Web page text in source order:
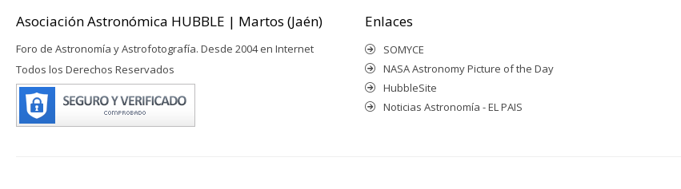
Asociación Astronómica HUBBLE | Martos (Jaén)
Foro de Astronomía y Astrofotografía. Desde 2004 en Internet
Todos los Derechos Reservados
Enlaces
SOMYCE
NASA Astronomy Picture of the Day
HubbleSite
Noticias Astronomía - EL PAIS